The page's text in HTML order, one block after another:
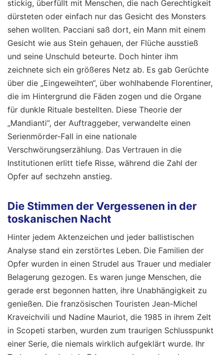
stickig, überfüllt mit Menschen, die nach Gerechtigkeit
dürsteten oder einfach nur das Gesicht des Monsters
sehen wollten. Pacciani saß dort, ein Mann mit einem
Gesicht wie aus Stein gehauen, der Flüche ausstieß
und seine Unschuld beteurte. Doch hinter ihm
zeichnete sich ein größeres Netz ab. Es gab Gerüchte
über die „Eingeweihten“, über wohlhabende Florentiner,
die im Hintergrund die Fäden zogen und die Organe
für dunkle Rituale bestellten. Diese Theorie der
„Mandianti“, der Auftraggeber, verwandelte einen
Serienmörder-Fall in eine nationale
Verschwörungserzählung. Das Vertrauen in die
Institutionen erlitt tiefe Risse, während die Zahl der
Opfer auf sechzehn anstieg.
Die Stimmen der Vergessenen in der
toskanischen Nacht
Hinter jedem Aktenzeichen und jeder ballistischen
Analyse stand ein zerstörtes Leben. Die Familien der
Opfer wurden in einen Strudel aus Trauer und medialer
Belagerung gezogen. Es waren junge Menschen, die
gerade erst begonnen hatten, ihre Unabhängigkeit zu
genießen. Die französischen Touristen Jean-Michel
Kraveichvili und Nadine Mauriot, die 1985 in ihrem Zelt
in Scopeti starben, wurden zum traurigen Schlusspunkt
einer Serie, die niemals wirklich aufgeklärt wurde. Ihr